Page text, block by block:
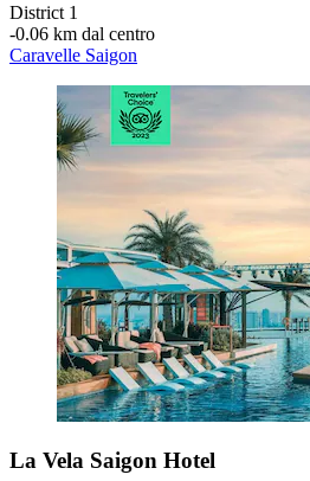
District 1
‐0.06 km dal centro
Caravelle Saigon
La Vela Saigon Hotel